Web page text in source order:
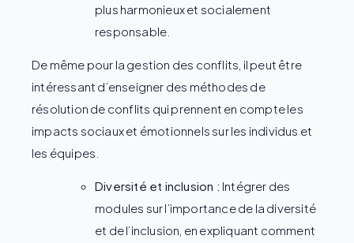
plus harmonieux et socialement
responsable.
De même pour la gestion des conflits, il peut être
intéressant d’enseigner des méthodes de
résolution de conflits qui prennent en compte les
impacts sociaux et émotionnels sur les individus et
les équipes.
Diversité et inclusion : Intégrer des
modules sur l’importance de la diversité
et de l’inclusion, en expliquant comment